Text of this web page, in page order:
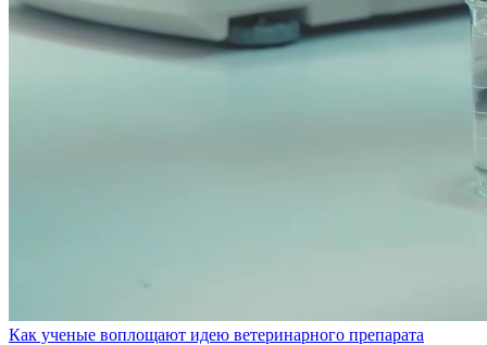
Как ученые воплощают идею ветеринарного препарата